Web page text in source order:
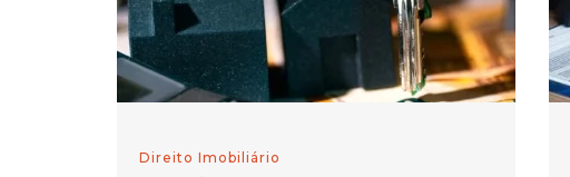
Direito Imobiliário